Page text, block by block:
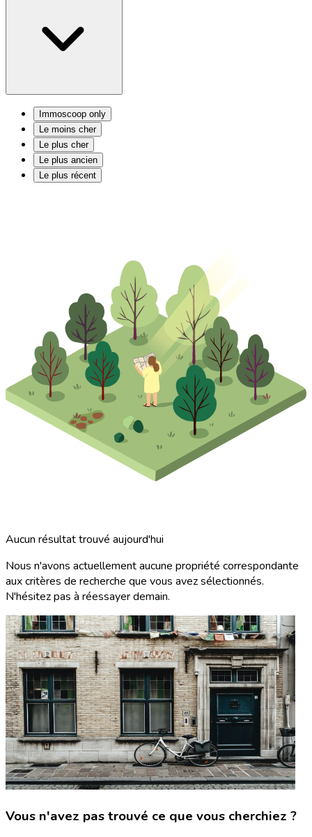
Immoscoop only
Le moins cher
Le plus cher
Le plus ancien
Le plus récent
Aucun résultat trouvé aujourd'hui
Nous n'avons actuellement aucune propriété correspondante
aux critères de recherche que vous avez sélectionnés.
N'hésitez pas à réessayer demain.
Vous n'avez pas trouvé ce que vous cherchiez ?